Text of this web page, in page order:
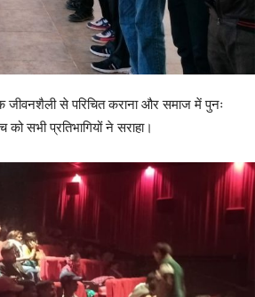
जीवनशैली से परिचित कराना और समाज में पुनः
सभी प्रतिभागियों ने सराहा।